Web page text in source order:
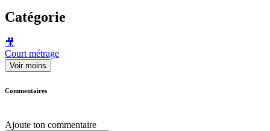
Catégorie
🎥
Court métrage
Voir moins
Commentaires
Ajoute ton commentaire